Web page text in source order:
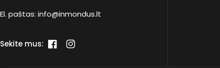
El. paštas: info@inmondus.lt
Sekite mus:
„Facebook“„Instagram“